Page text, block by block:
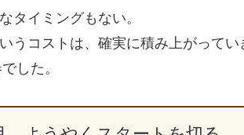
タイミングもない。
うコストは、確実に積み上がってい
した。